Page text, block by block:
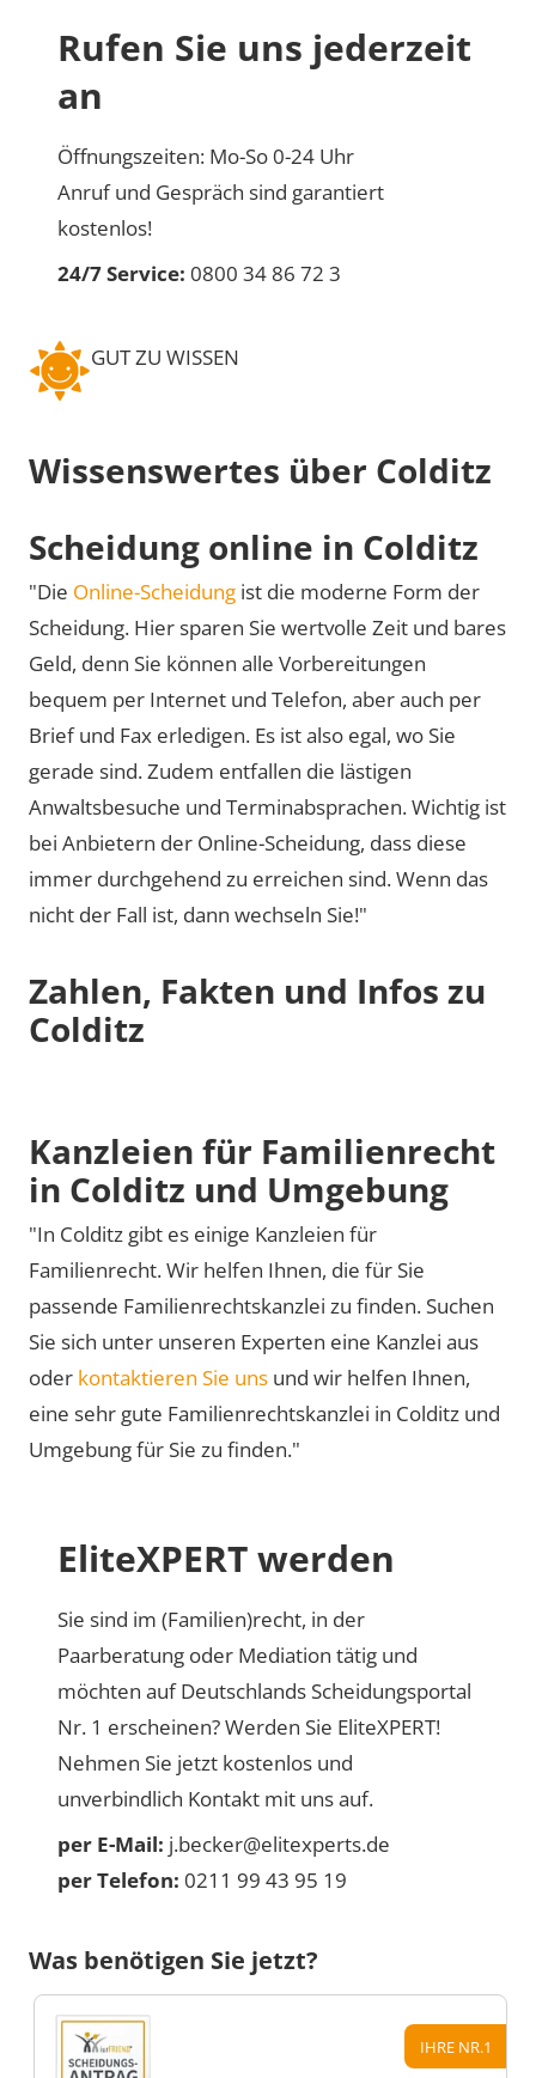
Rufen Sie uns jederzeit
an
Öffnungszeiten: Mo-So 0-24 Uhr
Anruf und Gespräch sind garantiert
kostenlos!
24/7 Service: 0800 34 86 72 3
GUT ZU WISSEN
Wissenswertes über Colditz
Scheidung online in Colditz
"Die Online-Scheidung ist die moderne Form der
Scheidung. Hier sparen Sie wertvolle Zeit und bares
Geld, denn Sie können alle Vorbereitungen
bequem per Internet und Telefon, aber auch per
Brief und Fax erledigen. Es ist also egal, wo Sie
gerade sind. Zudem entfallen die lästigen
Anwaltsbesuche und Terminabsprachen. Wichtig ist
bei Anbietern der Online-Scheidung, dass diese
immer durchgehend zu erreichen sind. Wenn das
nicht der Fall ist, dann wechseln Sie!"
Zahlen, Fakten und Infos zu
Colditz
Kanzleien für Familienrecht
in Colditz und Umgebung
"In Colditz gibt es einige Kanzleien für
Familienrecht. Wir helfen Ihnen, die für Sie
passende Familienrechtskanzlei zu finden. Suchen
Sie sich unter unseren Experten eine Kanzlei aus
oder kontaktieren Sie uns und wir helfen Ihnen,
eine sehr gute Familienrechtskanzlei in Colditz und
Umgebung für Sie zu finden."
EliteXPERT werden
Sie sind im (Familien)recht, in der
Paarberatung oder Mediation tätig und
möchten auf Deutschlands Scheidungsportal
Nr. 1 erscheinen? Werden Sie EliteXPERT!
Nehmen Sie jetzt kostenlos und
unverbindlich Kontakt mit uns auf.
per E-Mail: j.becker@elitexperts.de
per Telefon: 0211 99 43 95 19
Was benötigen Sie jetzt?
IHRE NR.1